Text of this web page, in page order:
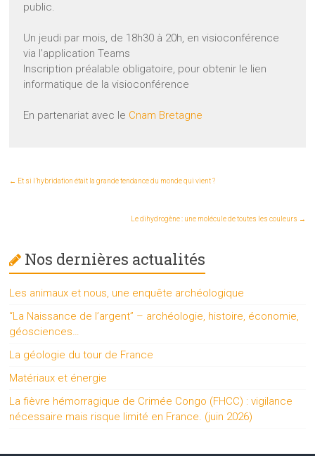
public.
Un jeudi par mois, de 18h30 à 20h, en visioconférence
via l’application Teams
Inscription préalable obligatoire, pour obtenir le lien
informatique de la visioconférence
En partenariat avec le Cnam Bretagne
← Et si l’hybridation était la grande tendance du monde qui vient ?
Le dihydrogène : une molécule de toutes les couleurs →
Nos dernières actualités
Les animaux et nous, une enquête archéologique
“La Naissance de l’argent” – archéologie, histoire, économie,
géosciences…
La géologie du tour de France
Matériaux et énergie
La fièvre hémorragique de Crimée Congo (FHCC) : vigilance
nécessaire mais risque limité en France. (juin 2026)